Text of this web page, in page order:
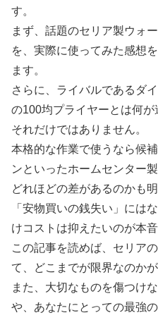
す。
まず、話題のセリア製ウォ
を、実際に使ってみた感想
ます。
さらに、ライバルであるダ
の100均プライヤーとは何が
それだけではありません。
本格的な作業で使うなら候
ンといったホームセンター
どれほどの差があるのかも
「安物買いの銭失い」には
けコストは抑えたいのが本音
この記事を読めば、セリア
て、どこまでが限界なのかが
また、大切なものを傷つけ
や、あなたにとっての最強